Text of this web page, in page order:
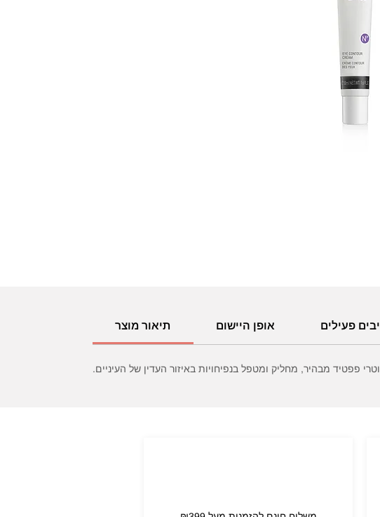
תיאור מוצר אופן היישום פעילים
פפטיד מבהיר, מחליק ומטפל בנפיחויות באיזור העדין של העיניים.